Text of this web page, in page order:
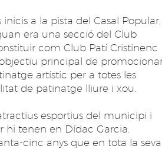
inicis a la pista del Casal Popular,
era una secció del Club
com Club Patí Cristinenc
principal de
artístic per a totes les
de patinatge lliure i xou.
esportius del municipi i
hi tenen en Dídac Garcia.
cinc anys que en tota la seva